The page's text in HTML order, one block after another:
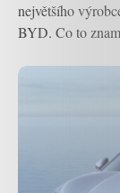
největšího
BYD. Co to